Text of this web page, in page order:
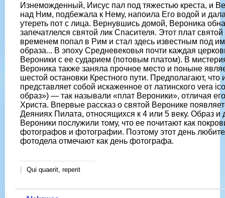
Изнеможденный, Иисус пал под тяжестью креста, и
над Ним, подбежала к Нему, напоила Его водой и
утереть пот с лица. Вернувшись домой, Вероника
запечатлелся святой лик Спасителя. Этот плат
временем попал в Рим и стал здесь известным под
образа... В эпоху Средневековья почти каждая
Вероники с ее сударием (потовым платом). В
Вероника также заняла прочное место и поныне
шестой остановки Крестного пути. Предполагают,
представляет собой искаженное от латинского vera
образ») — так называли «плат Вероники», отличая
Христа. Впервые рассказ о святой Веронике
Деяниях Пилата, относящихся к 4 или 5 веку. Образ и
Вероники послужили тому, что ее почитают как
фотографов и фотографии. Поэтому этот день
фотодела отмечают как день фотографа.
Qui quaerit, reperit